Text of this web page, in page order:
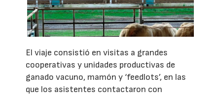
El viaje consistió en visitas a grandes
cooperativas y unidades productivas de
ganado vacuno, mamón y ‘feedlots’, en las
que los asistentes contactaron con